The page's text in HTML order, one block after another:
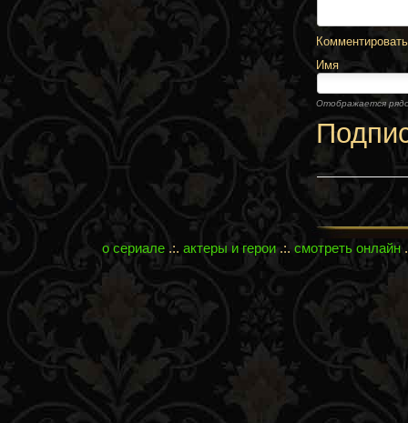
Имя
Отображается
о сериале .:.актеры и герои.:.смотреть онлайн